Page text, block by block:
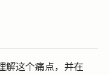
解这个痛点，并在